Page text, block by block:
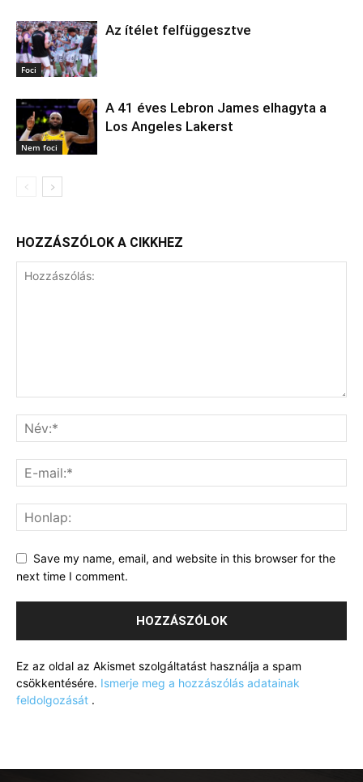
Foci
Az ítélet felfüggesztve
Nem foci
A 41 éves Lebron James elhagyta a
Los Angeles Lakerst
HOZZÁSZÓLOK A CIKKHEZ
Save my name, email, and website in this browser for the
next time I comment.
Ez az oldal az Akismet szolgáltatást használja a spam
csökkentésére. Ismerje meg a hozzászólás adatainak
feldolgozását .